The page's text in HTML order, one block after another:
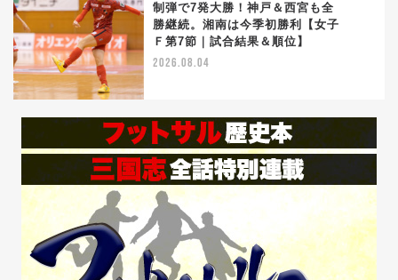
制弾で7発大勝！神戸＆西宮も全
勝継続。湘南は今季初勝利【女子
Ｆ第7節｜試合結果＆順位】
2026.08.04